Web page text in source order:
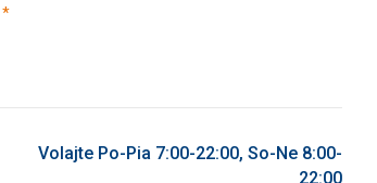
*(povinné)
Volajte Po-Pia 7:00-22:00, So-Ne 8:00-
22:00